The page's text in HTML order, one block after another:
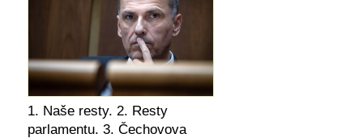
1. Naše resty. 2. Resty
parlamentu. 3. Čechovova